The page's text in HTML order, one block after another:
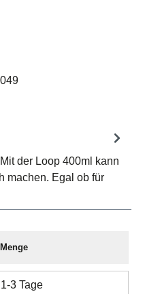
der Loop 400ml kann
machen. Egal ob für
Menge
1-3 Tage